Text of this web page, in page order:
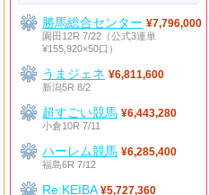
勝馬総合センター ¥7,796,000
園田12R 7/22（公式3連単
¥155,920×50口）
うまジェネ ¥6,811,600
新潟5R 8/2
超すごい競馬 ¥6,443,280
小倉10R 7/11
ハーレム競馬 ¥6,285,400
福島6R 7/12
Re:KEIBA ¥5,727,360